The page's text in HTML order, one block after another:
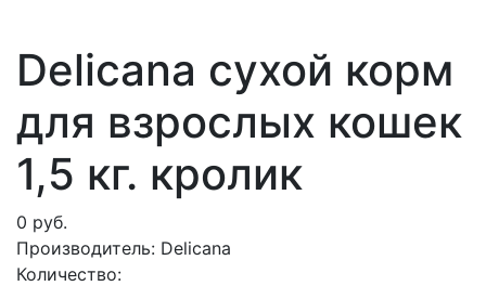
Delicana сухой корм
для взрослых кошек
1,5 кг. кролик
0 руб.
Производитель: Delicana
Количество: